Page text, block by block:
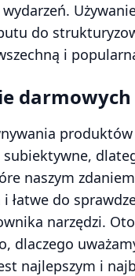
do
i
subiektywne,
naszym
łatwe do
narzędzi.
dlaczego
najlepszym i